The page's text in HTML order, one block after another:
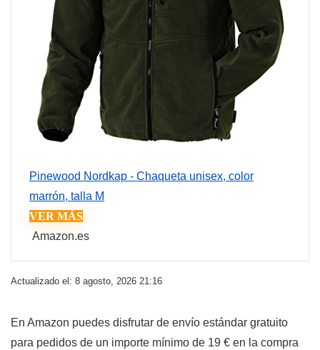
Pinewood Nordkap - Chaqueta unisex, color
marrón, talla M
VER MÁS
Amazon.es
Actualizado el: 8 agosto, 2026 21:16
En Amazon puedes disfrutar de envío estándar gratuito
para pedidos de un importe mínimo de 19 € en la compra